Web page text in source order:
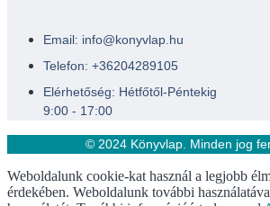
Email: info@konyvlap.hu
Telefon: +36204289105
Elérhetőség: Hétfőtől-Péntekig
9:00 - 17:00
© 2024 Könyvlap. Minden jog
Weboldalunk cookie-kat használ a legjobb
érdekében. Weboldalunk további